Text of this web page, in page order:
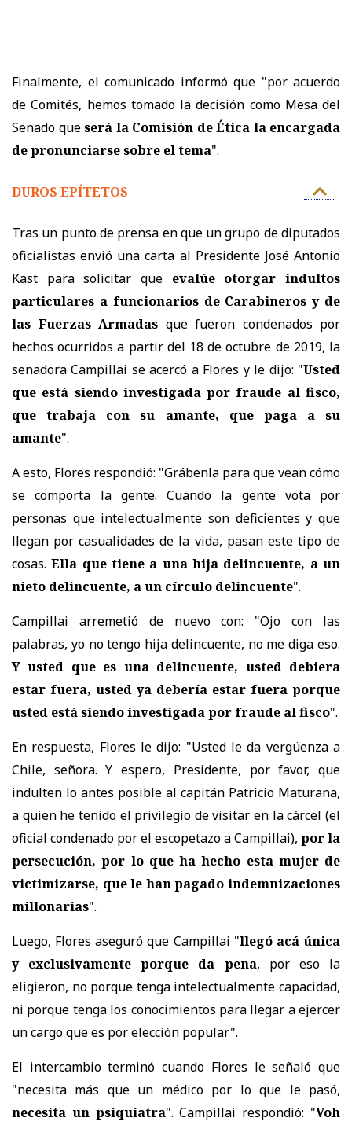
Finalmente, el comunicado informó que "por acuerdo
de Comités, hemos tomado la decisión como Mesa del
Senado queserá la Comisión de Ética la encargada
de pronunciarse sobre el tema".
DUROS EPÍTETOS
Tras un punto de prensa en que un grupo de diputados
oficialistas envió una carta al Presidente José Antonio
Kast para solicitar que evalúe otorgar indultos
particulares a funcionarios de Carabineros y de
las Fuerzas Armadas que fueron condenados por
hechos ocurridos a partir del 18 de octubre de 2019, la
senadora Campillai se acercó a Flores y le dijo: "Usted
que está siendo investigada por fraude al fisco,
que trabaja con su amante, que paga a su
amante".
A esto, Flores respondió: "Grábenla para que vean cómo
se comporta la gente. Cuando la gente vota por
personas que intelectualmente son deficientes y que
llegan por casualidades de la vida, pasan este tipo de
cosas.Ella que tiene a una hija delincuente, a un
nieto delincuente, a un círculo delincuente".
Campillai arremetió de nuevo con: "Ojo con las
palabras, yo no tengo hija delincuente, no me diga eso.
Y usted que es una delincuente, usted debiera
estar fuera, usted ya debería estar fuera porque
usted está siendo investigada por fraude al fisco".
En respuesta, Flores le dijo: "Usted le da vergüenza a
Chile, señora. Y espero, Presidente, por favor, que
indulten lo antes posible al capitán Patricio Maturana,
a quien he tenido el privilegio de visitar en la cárcel (el
oficial condenado por el escopetazo a Campillai), por la
persecución, por lo que ha hecho esta mujer de
victimizarse, que le han pagado indemnizaciones
millonarias".
Luego, Flores aseguró que Campillai "llegó acá única
y exclusivamente porque da pena, por eso la
eligieron, no porque tenga intelectualmente capacidad,
ni porque tenga los conocimientos para llegar a ejercer
un cargo que es por elección popular".
El intercambio terminó cuando Flores le señaló que
"necesita más que un médico por lo que le pasó,
necesita un psiquiatra". Campillai respondió: "Voh